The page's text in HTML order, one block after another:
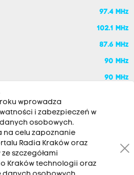
97.4 MHz
102.1 MHz
87.6 MHz
90 MHz
90 MHz
Słowackiego 22, 30-007
wprowadza
i zabezpieczeń w
osobowych.
na celu zapoznanie
Radia Kraków oraz
szczegółami
Kraków technologii oraz